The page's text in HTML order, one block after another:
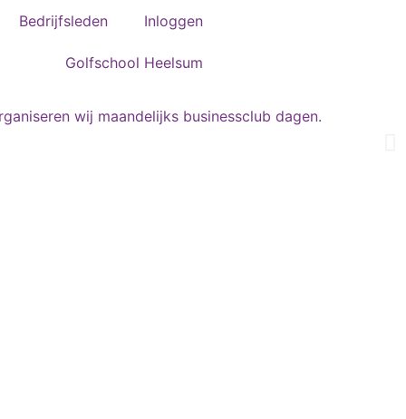
Bedrijfsleden Inloggen
Golfschool Heelsum
wij maandelijks businessclub dagen.